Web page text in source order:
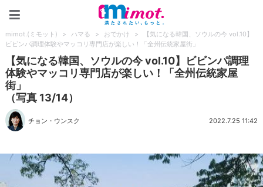
mimot.(ミモット) > ハマる > おでかけ >
【気になる韓国、ソウルの今 vol.10】
ビビンパ調理体験やマッコリ専門店が楽しい！「全州伝統家屋街」
【気になる韓国、ソウルの今 vol.10】ビビンパ調理
体験やマッコリ専門店が楽しい！「全州伝統家屋
街」
（写真 13/14）
チョン・ウンスク 2022.7.25 11:42